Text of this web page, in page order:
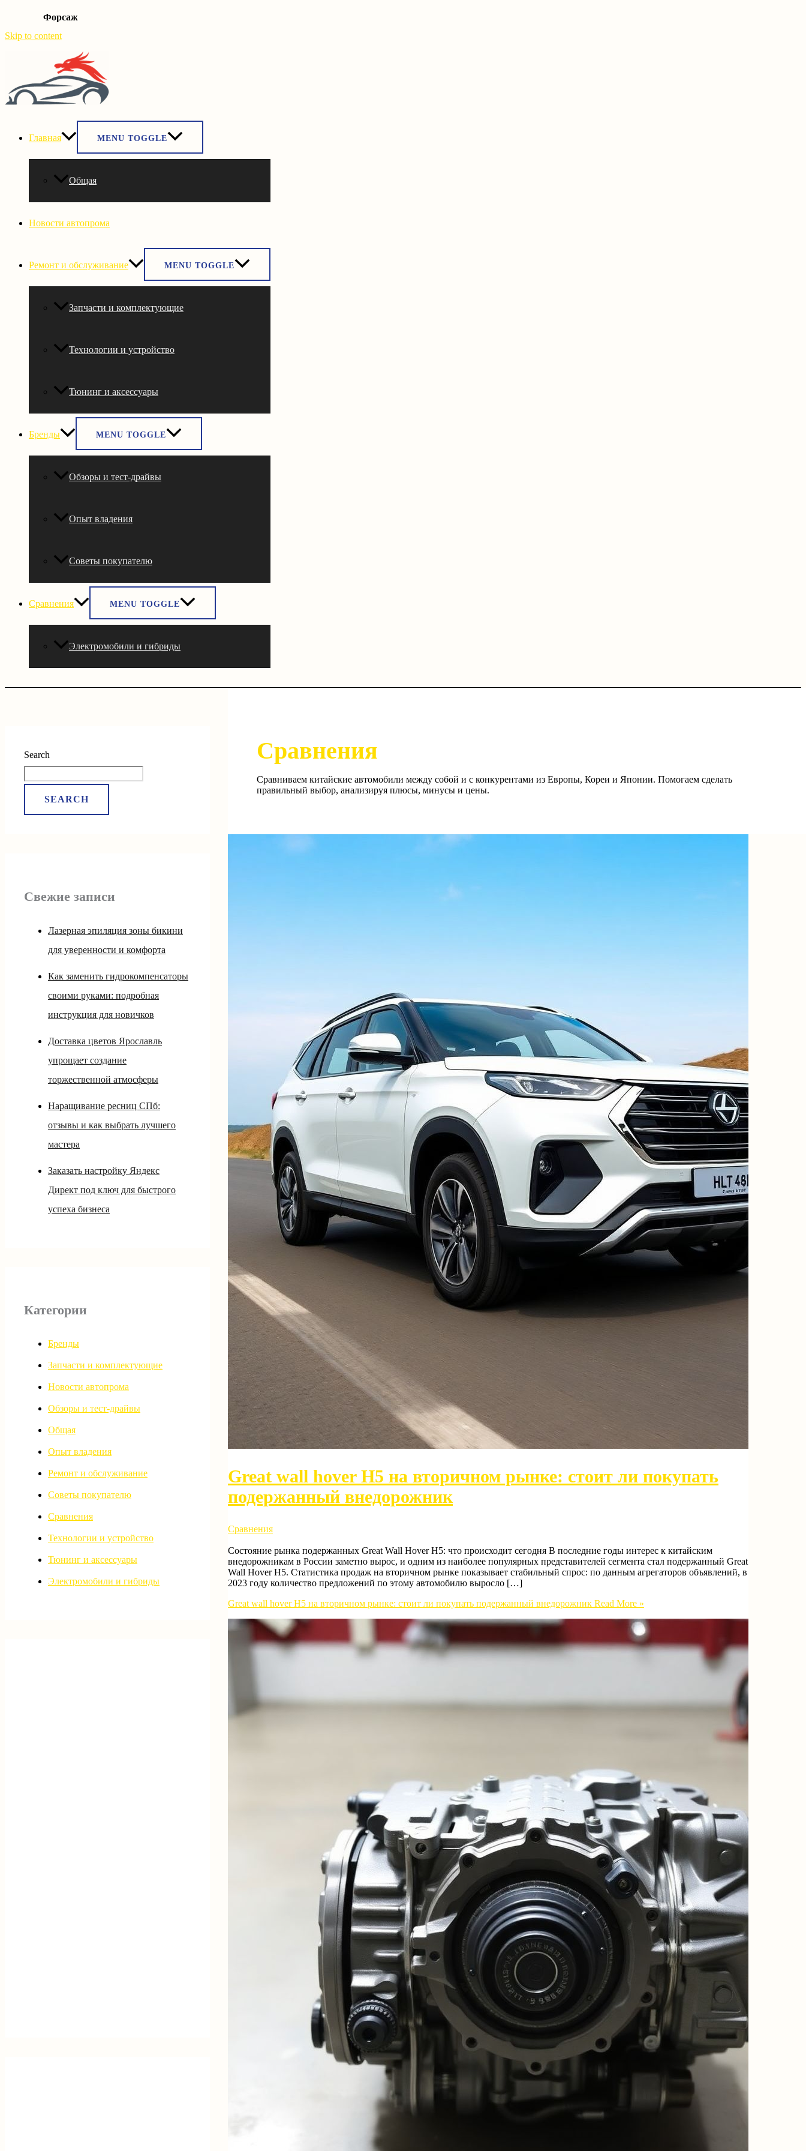
Форсаж
Skip to content
Главная MENU TOGGLE
Общая
Новости автопрома
Ремонт и обслуживание MENU TOGGLE
Запчасти и комплектующие
Технологии и устройство
Тюнинг и аксессуары
Бренды MENU TOGGLE
Обзоры и тест-драйвы
Опыт владения
Советы покупателю
Сравнения MENU TOGGLE
Электромобили и гибриды
Search
SEARCH
Свежие записи
Лазерная эпиляция зоны бикини
для уверенности и комфорта
Как заменить гидрокомпенсаторы
своими руками: подробная
инструкция для новичков
Доставка цветов Ярославль
упрощает создание
торжественной атмосферы
Наращивание ресниц СПб:
отзывы и как выбрать лучшего
мастера
Заказать настройку Яндекс
Директ под ключ для быстрого
успеха бизнеса
Категории
Бренды
Запчасти и комплектующие
Новости автопрома
Обзоры и тест-драйвы
Общая
Опыт владения
Ремонт и обслуживание
Советы покупателю
Сравнения
Технологии и устройство
Тюнинг и аксессуары
Электромобили и гибриды
Сравнения
Сравниваем китайские автомобили между собой и с конкурентами из Европы, Кореи и Японии. Помогаем сделать
правильный выбор, анализируя плюсы, минусы и цены.
Great wall hover H5 на вторичном рынке: стоит ли покупать
подержанный внедорожник
Сравнения
Состояние рынка подержанных Great Wall Hover H5: что происходит сегодня В последние годы интерес к китайским
внедорожникам в России заметно вырос, и одним из наиболее популярных представителей сегмента стал подержанный Great
Wall Hover H5. Статистика продаж на вторичном рынке показывает стабильный спрос: по данным агрегаторов объявлений, в
2023 году количество предложений по этому автомобилю выросло […]
Great wall hover H5 на вторичном рынке: стоит ли покупать подержанный внедорожник Read More »